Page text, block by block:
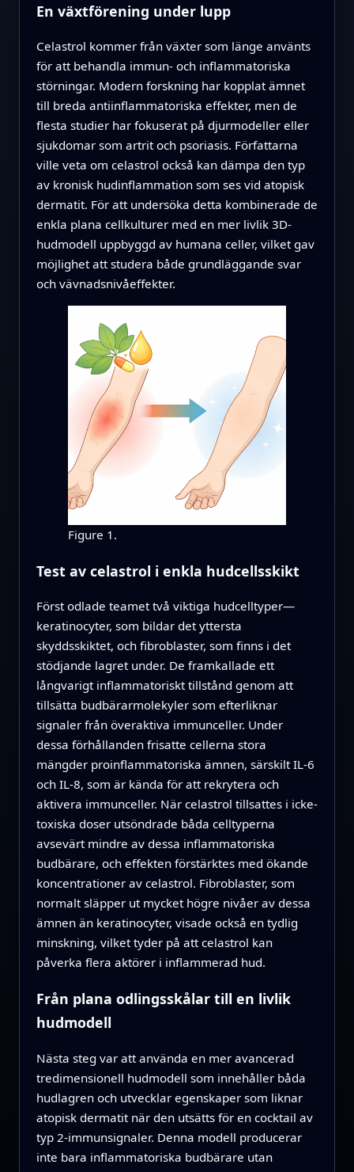
En växtförening under lupp
Celastrol kommer från växter som länge använts
för att behandla immun- och inflammatoriska
störningar. Modern forskning har kopplat ämnet
till breda antiinflammatoriska effekter, men de
flesta studier har fokuserat på djurmodeller eller
sjukdomar som artrit och psoriasis. Författarna
ville veta om celastrol också kan dämpa den typ
av kronisk hudinflammation som ses vid atopisk
dermatit. För att undersöka detta kombinerade de
enkla plana cellkulturer med en mer livlik 3D-
hudmodell uppbyggd av humana celler, vilket gav
möjlighet att studera både grundläggande svar
och vävnadsnivåeffekter.
Figure 1.
Test av celastrol i enkla hudcellsskikt
Först odlade teamet två viktiga hudcelltyper—
keratinocyter, som bildar det yttersta
skyddsskiktet, och fibroblaster, som finns i det
stödjande lagret under. De framkallade ett
långvarigt inflammatoriskt tillstånd genom att
tillsätta budbärarmolekyler som efterliknar
signaler från överaktiva immunceller. Under
dessa förhållanden frisatte cellerna stora
mängder proinflammatoriska ämnen, särskilt IL-6
och IL-8, som är kända för att rekrytera och
aktivera immunceller. När celastrol tillsattes i icke-
toxiska doser utsöndrade båda celltyperna
avsevärt mindre av dessa inflammatoriska
budbärare, och effekten förstärktes med ökande
koncentrationer av celastrol. Fibroblaster, som
normalt släpper ut mycket högre nivåer av dessa
ämnen än keratinocyter, visade också en tydlig
minskning, vilket tyder på att celastrol kan
påverka flera aktörer i inflammerad hud.
Från plana odlingsskålar till en livlik
hudmodell
Nästa steg var att använda en mer avancerad
tredimensionell hudmodell som innehåller båda
hudlagren och utvecklar egenskaper som liknar
atopisk dermatit när den utsätts för en cocktail av
typ 2-immunsignaler. Denna modell producerar
inte bara inflammatoriska budbärare utan